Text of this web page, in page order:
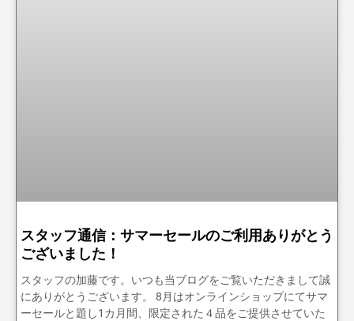
スタッフ通信：サマーセールのご利用ありがとう
ございました！
スタッフの加藤です。いつも当ブログをご覧いただきまして誠
にありがとうございます。 8月はオンラインショップにてサマ
ーセールと題し1カ月間、限定された４品をご提供させていた